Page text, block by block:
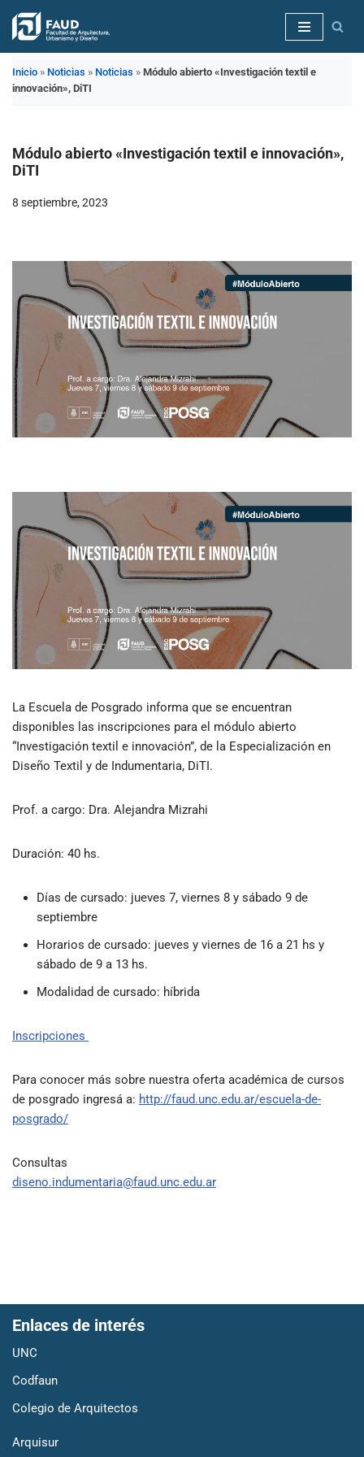
Saltar
contenido
Inicio » Noticias » Noticias » Módulo abierto «Investigación textil e
innovación», DiTI
Módulo abierto «Investigación textil e innovación»,
DiTI
8 septiembre, 2023
La Escuela de Posgrado informa que se encuentran
disponibles las inscripciones para el módulo abierto
“Investigación textil e innovación”, de la Especialización en
Diseño Textil y de Indumentaria, DiTI.
Prof. a cargo: Dra. Alejandra Mizrahi
Duración: 40 hs.
Días de cursado: jueves 7, viernes 8 y sábado 9 de
septiembre
Horarios de cursado: jueves y viernes de 16 a 21 hs y
sábado de 9 a 13 hs.
Modalidad de cursado: híbrida
Inscripciones
Para conocer más sobre nuestra oferta académica de cursos
de posgrado ingresá a: http://faud.unc.edu.ar/escuela-de-
posgrado/
Consultas
diseno.indumentaria@faud.unc.edu.ar
Enlaces de interés
UNC
Codfaun
Colegio de Arquitectos
Arquisur